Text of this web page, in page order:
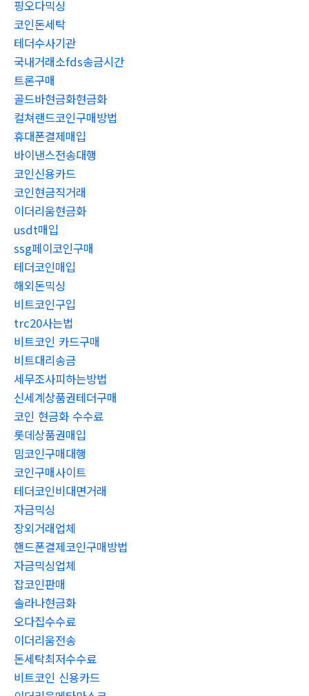
핑오다믹싱
코인돈세탁
테더수사기관
국내거래소fds송금시간
트론구매
골드바현금화현금화
컬쳐랜드코인구매방법
휴대폰결제매입
바이낸스전송대행
코인신용카드
코인현금직거래
이더리움현금화
usdt매입
ssg페이코인구매
테더코인매입
해외돈믹싱
비트코인구입
trc20사는법
비트코인 카드구매
비트대리송금
세무조사피하는방법
신세계상품권테더구매
코인 현금화 수수료
롯데상품권매입
밈코인구매대행
코인구매사이트
테더코인비대면거래
자금믹싱
장외거래업체
핸드폰결제코인구매방법
자금믹싱업체
잡코인판매
솔라나현금화
오다집수수료
이더리움전송
돈세탁최저수수료
비트코인 신용카드